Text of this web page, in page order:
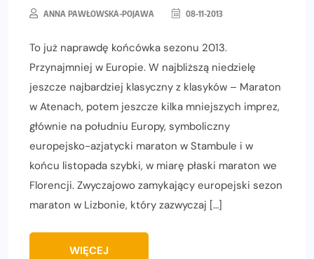
ANNA PAWŁOWSKA-POJAWA 08-11-2013
To już naprawdę końcówka sezonu 2013.
Przynajmniej w Europie. W najbliższą niedzielę
jeszcze najbardziej klasyczny z klasyków – Maraton
w Atenach, potem jeszcze kilka mniejszych imprez,
głównie na południu Europy, symboliczny
europejsko-azjatycki maraton w Stambule i w
końcu listopada szybki, w miarę płaski maraton we
Florencji. Zwyczajowo zamykający europejski sezon
maraton w Lizbonie, który zazwyczaj […]
WIĘCEJ